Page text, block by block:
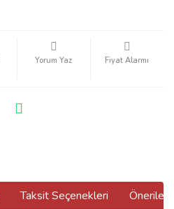
Yorum Yaz Fiyat Alarmı
Taksit Seçenekleri